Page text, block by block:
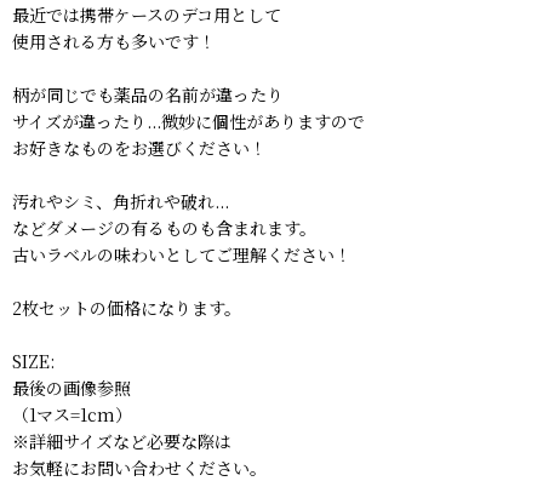
最近では携帯ケースのデコ用として
使用される方も多いです！
柄が同じでも薬品の名前が違ったり
サイズが違ったり...微妙に個性がありますので
お好きなものをお選びください！
汚れやシミ、角折れや破れ...
などダメージの有るものも含まれます。
古いラベルの味わいとしてご理解ください！
2枚セットの価格になります。
SIZE:
最後の画像参照
（1マス=1cm）
※詳細サイズなど必要な際は
お気軽にお問い合わせください。